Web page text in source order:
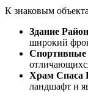
К знаковым
Здание
широкий
Храм Спаса
ландшафт и